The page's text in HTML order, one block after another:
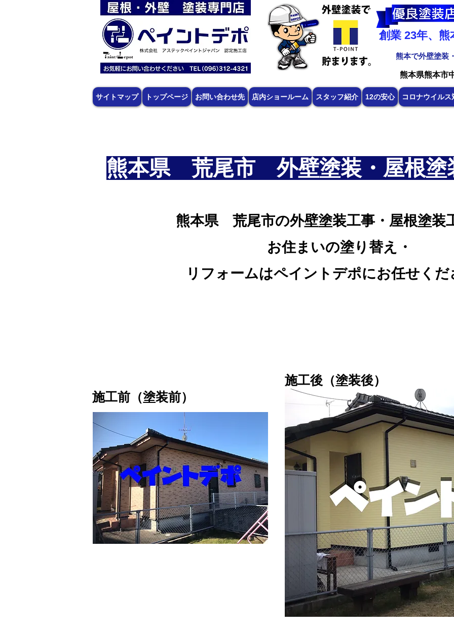
創業 23年、
熊本で外壁塗装
熊本県熊本市
サイトマップ トップページ お問い合わせ先 店内ショールーム スタッフ紹介 12の安心 コロナウイルス
熊本県 荒尾市 外壁塗装・屋根塗
熊本県 荒尾市の外壁塗装工事・屋根塗装
お住まいの塗り替え・
リフォームはペイントデポにお任せくだ
施工後（塗装後）
施工前（塗装前）